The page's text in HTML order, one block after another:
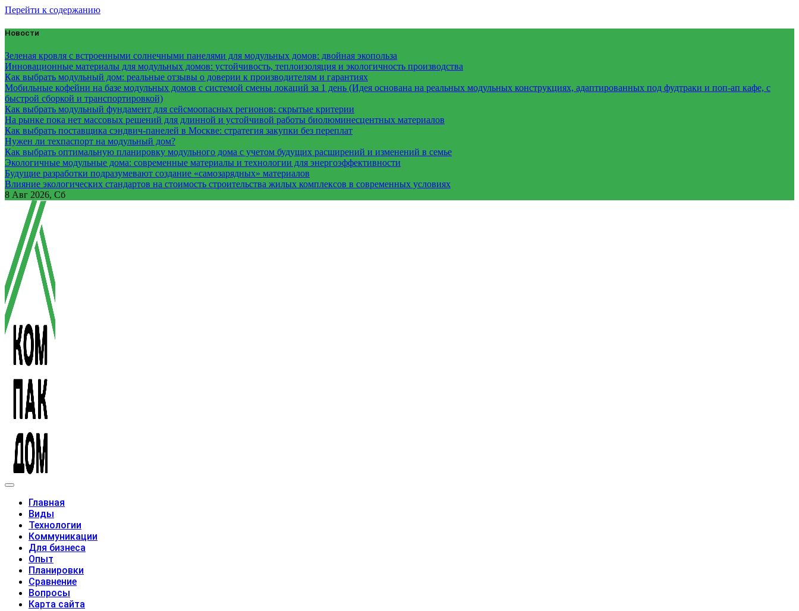
Перейти к содержанию
Новости
Зеленая кровля с встроенными солнечными панелями для модульных домов: двойная экопольза
Инновационные материалы для модульных домов: устойчивость, теплоизоляция и экологичность производства
Как выбрать модульный дом: реальные отзывы о доверии к производителям и гарантиях
Мобильные кофейни на базе модульных домов с системой смены локаций за 1 день (Идея основана на реальных модульных конструкциях, адаптированных под фудтраки и поп-ап кафе, с
быстрой сборкой и транспортировкой)
Как выбрать модульный фундамент для сейсмоопасных регионов: скрытые критерии
На рынке пока нет массовых решений для длинной и устойчивой работы биолюминесцентных материалов
Как выбрать поставщика сэндвич-панелей в Москве: стратегия закупки без переплат
Нужен ли техпаспорт на модульный дом?
Как выбрать оптимальную планировку модульного дома с учетом будущих расширений и изменений в семье
Экологичные модульные дома: современные материалы и технологии для энергоэффективности
Будущие разработки подразумевают создание «самозарядных» материалов
Влияние экологических стандартов на стоимость строительства жилых комплексов в современных условиях
8 Авг 2026, Сб
Главная
Виды
Технологии
Коммуникации
Для бизнеса
Опыт
Планировки
Сравнение
Вопросы
Карта сайта